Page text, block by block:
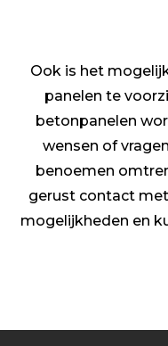
Ook is het
panelen te
betonpanelen
wensen of
benoemen
gerust contact
mogelijkheden en